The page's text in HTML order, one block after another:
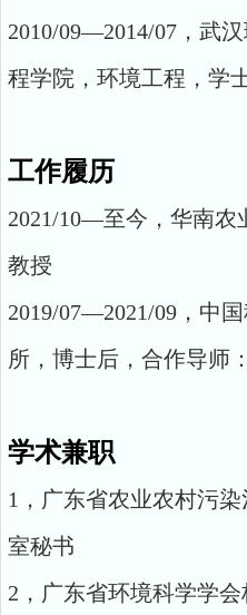
2010/09—2014/07，武
程学院，环境工程，学
工作履历
2021/10—至今，华南农
教授
2019/07—2021/09，中
所，博士后，合作导师
学术兼职
1，广东省农业农村污
室秘书
2，广东省环境科学学